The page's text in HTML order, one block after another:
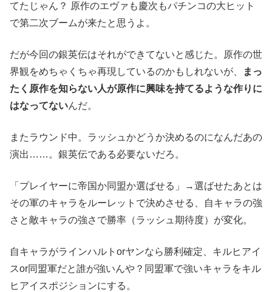
てたじゃん？ 原作のエヴァも慶次もパチンコの大ヒット
で第二次ブームが来たと思うよ。
だが今回の銀英伝はそれができてないと感じた。原作の世
界観をめちゃくちゃ再現しているのかもしれないが、
まっ
たく原作を知らない人が原作に興味を持てるような作りに
はなってないんだ。
またラウンド中。ラッシュかどうか決めるのになんだあの
演出……。銀英伝である必要ないだろ。
「プレイヤーに帝国か同盟か選ばせる」→選ばせたあとは
その軍のキャラをルーレットで決めさせる、自キャラの強
さと敵キャラの強さで勝率（ラッシュ期待度）が変化。
自キャラがラインハルトorヤンなら勝利確定、キルヒアイ
スor同盟軍だと誰が強いんや？同盟軍で強いキャラをキル
ヒアイスポジションにする。